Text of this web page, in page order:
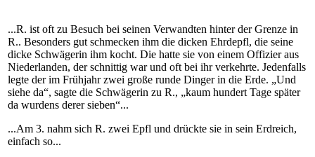
...R. ist oft zu Besuch bei seinen Verwandten hinter der Grenze in
R.. Besonders gut schmecken ihm die dicken Ehrdepfl, die seine
dicke Schwägerin ihm kocht. Die hatte sie von einem Offizier aus
Niederlanden, der schnittig war und oft bei ihr verkehrte. Jedenfalls
legte der im Frühjahr zwei große runde Dinger in die Erde. „Und
siehe da“, sagte die Schwägerin zu R., „kaum hundert Tage später
da wurdens derer sieben“...
...Am 3. nahm sich R. zwei Epfl und drückte sie in sein Erdreich,
einfach so...